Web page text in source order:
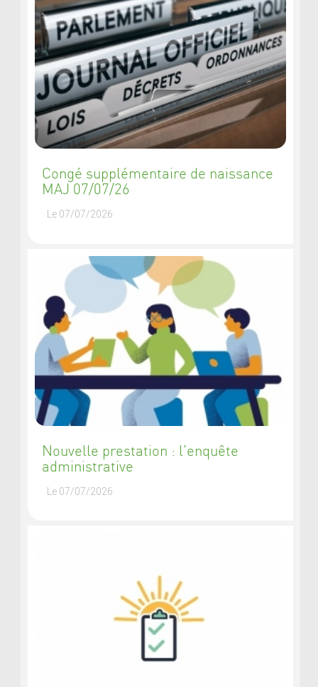
Congé supplémentaire de naissance
MAJ 07/07/26
Le 07/07/2026
Nouvelle prestation : l'enquête
administrative
Le 07/07/2026